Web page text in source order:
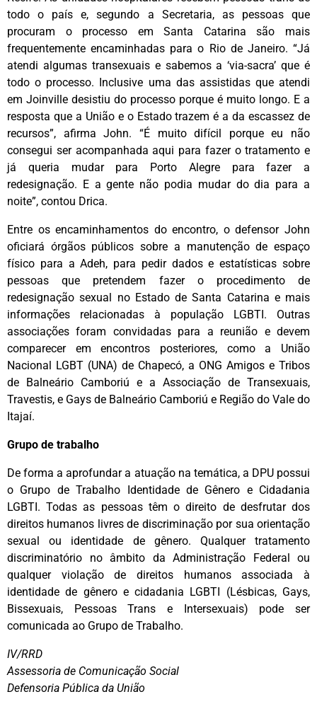
todo o país e, segundo a Secretaria, as pessoas que
procuram o processo em Santa Catarina são mais
frequentemente encaminhadas para o Rio de Janeiro. “Já
atendi algumas transexuais e sabemos a ‘via-sacra’ que é
todo o processo. Inclusive uma das assistidas que atendi
em Joinville desistiu do processo porque é muito longo. E a
resposta que a União e o Estado trazem é a da escassez de
recursos”, afirma John. “É muito difícil porque eu não
consegui ser acompanhada aqui para fazer o tratamento e
já queria mudar para Porto Alegre para fazer a
redesignação. E a gente não podia mudar do dia para a
noite”, contou Drica.
Entre os encaminhamentos do encontro, o defensor John
oficiará órgãos públicos sobre a manutenção de espaço
físico para a Adeh, para pedir dados e estatísticas sobre
pessoas que pretendem fazer o procedimento de
redesignação sexual no Estado de Santa Catarina e mais
informações relacionadas à população LGBTI. Outras
associações foram convidadas para a reunião e devem
comparecer em encontros posteriores, como a União
Nacional LGBT (UNA) de Chapecó, a ONG Amigos e Tribos
de Balneário Camboriú e a Associação de Transexuais,
Travestis, e Gays de Balneário Camboriú e Região do Vale do
Itajaí.
Grupo de trabalho
De forma a aprofundar a atuação na temática, a DPU possui
o Grupo de Trabalho Identidade de Gênero e Cidadania
LGBTI. Todas as pessoas têm o direito de desfrutar dos
direitos humanos livres de discriminação por sua orientação
sexual ou identidade de gênero. Qualquer tratamento
discriminatório no âmbito da Administração Federal ou
qualquer violação de direitos humanos associada à
identidade de gênero e cidadania LGBTI (Lésbicas, Gays,
Bissexuais, Pessoas Trans e Intersexuais) pode ser
comunicada ao Grupo de Trabalho.
IV/RRD
Assessoria de Comunicação Social
Defensoria Pública da União